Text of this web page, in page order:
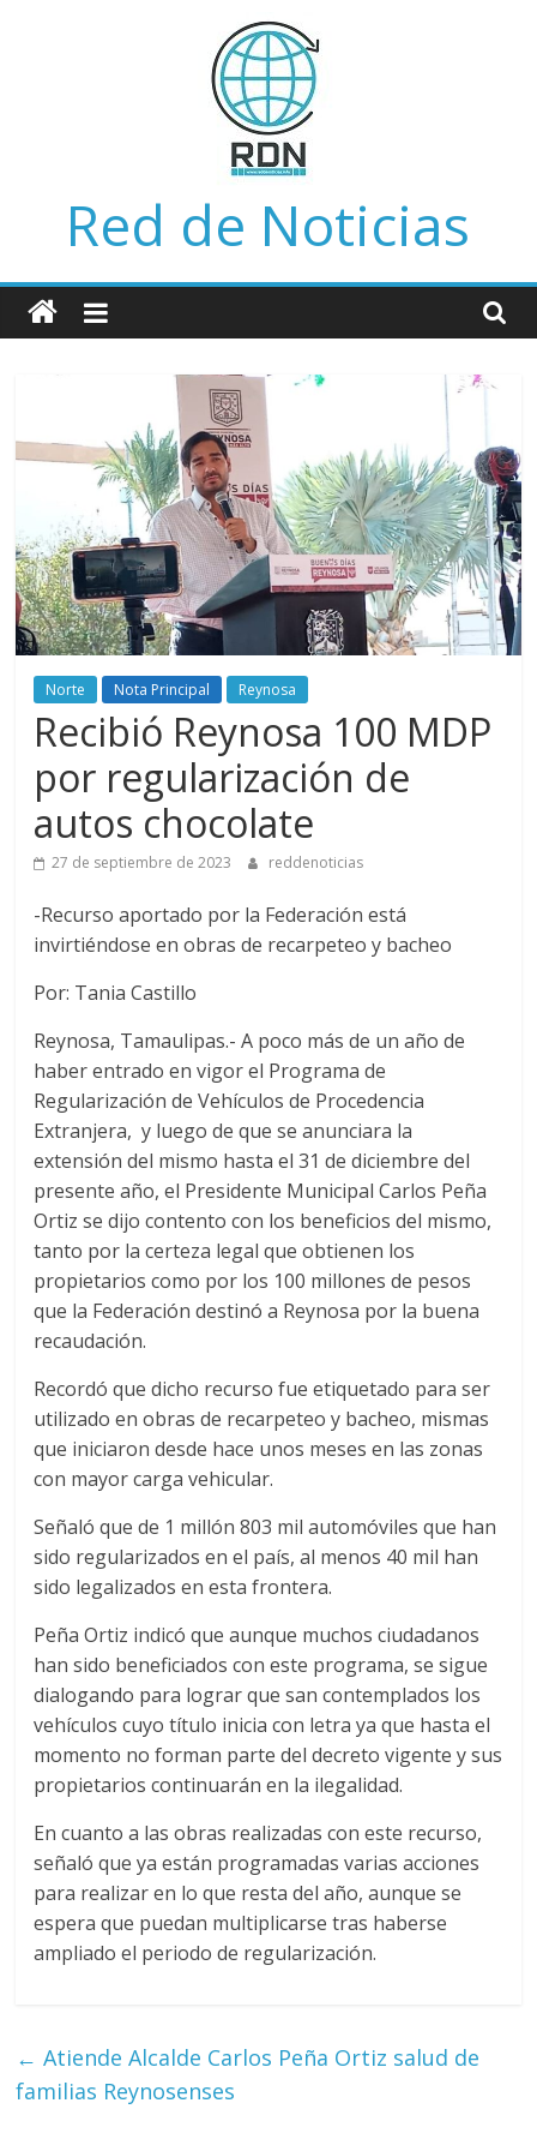
Red de Noticias
Norte Nota Principal Reynosa
Recibió Reynosa 100 MDP
por regularización de
autos chocolate
27 de septiembre de 2023 reddenoticias
-Recurso aportado por la Federación está
invirtiéndose en obras de recarpeteo y bacheo
Por: Tania Castillo
Reynosa, Tamaulipas.- A poco más de un año de
haber entrado en vigor el Programa de
Regularización de Vehículos de Procedencia
Extranjera, y luego de que se anunciara la
extensión del mismo hasta el 31 de diciembre del
presente año, el Presidente Municipal Carlos Peña
Ortiz se dijo contento con los beneficios del mismo,
tanto por la certeza legal que obtienen los
propietarios como por los 100 millones de pesos
que la Federación destinó a Reynosa por la buena
recaudación.
Recordó que dicho recurso fue etiquetado para ser
utilizado en obras de recarpeteo y bacheo, mismas
que iniciaron desde hace unos meses en las zonas
con mayor carga vehicular.
Señaló que de 1 millón 803 mil automóviles que han
sido regularizados en el país, al menos 40 mil han
sido legalizados en esta frontera.
Peña Ortiz indicó que aunque muchos ciudadanos
han sido beneficiados con este programa, se sigue
dialogando para lograr que san contemplados los
vehículos cuyo título inicia con letra ya que hasta el
momento no forman parte del decreto vigente y sus
propietarios continuarán en la ilegalidad.
En cuanto a las obras realizadas con este recurso,
señaló que ya están programadas varias acciones
para realizar en lo que resta del año, aunque se
espera que puedan multiplicarse tras haberse
ampliado el periodo de regularización.
← Atiende Alcalde Carlos Peña Ortiz salud de
familias Reynosenses